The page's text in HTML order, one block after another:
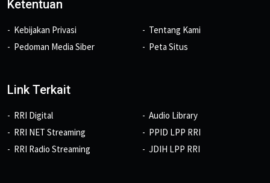
Ketentuan
Kebijakan Privasi
Pedoman Media Siber
Tentang Kami
Peta Situs
Link Terkait
RRI Digital
RRI NET Streaming
RRI Radio Streaming
Audio Library
PPID LPP RRI
JDIH LPP RRI